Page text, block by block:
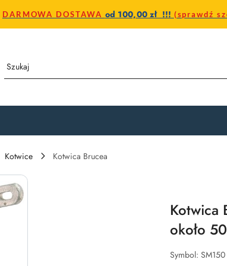
DARMOWA DOSTAWA od 100,00 zł !!! (sprawdź
Kotwice Kotwica Brucea
Kotwica
około
Symbol: SM150